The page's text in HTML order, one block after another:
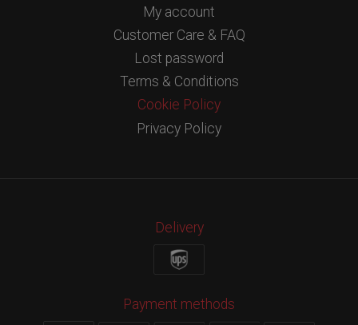
My account
Customer Care & FAQ
Lost password
Terms & Conditions
Cookie Policy
Privacy Policy
Delivery
Payment methods